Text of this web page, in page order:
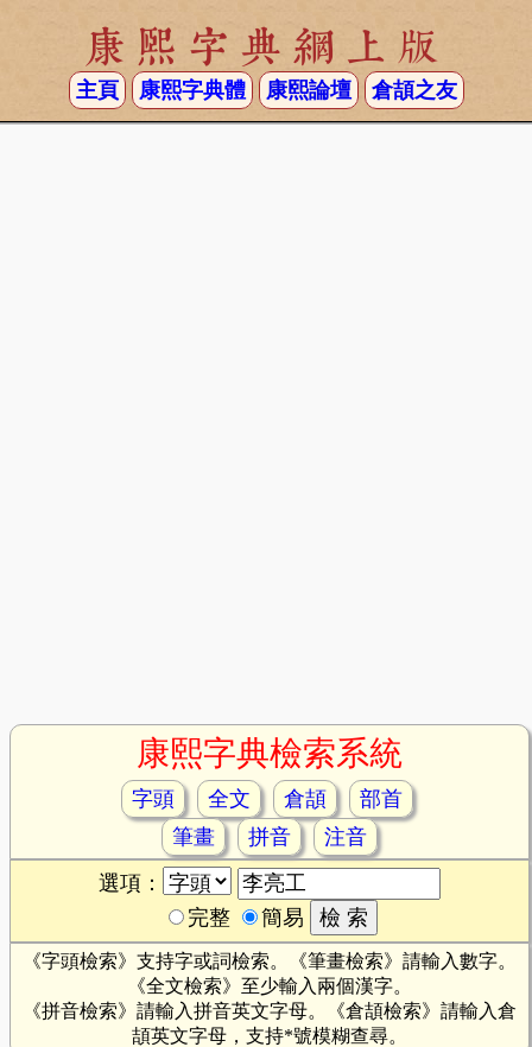
康熙字典網上版
主頁 康熙字典體 康熙論壇 倉頡之友
康熙字典檢索系統
字頭 全文 倉頡
部首
筆畫
拼音
注音
選項：
完整
簡易
《字頭檢索》支持字或詞檢索。《筆畫檢索》請輸入數字。
《全文檢索》至少輸入兩個漢字。
《拼音檢索》請輸入拼音英文字母。《倉頡檢索》請輸入倉
頡英文字母，支持*號模糊查尋。